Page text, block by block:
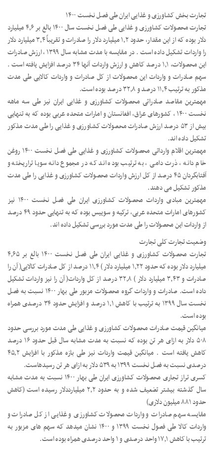
تجارت بخش کشاورزی و غذایی ایران طی فصل نخست ۱۴۰۰
تجارت محصولات کشاورزی و غذایی طی فصل نخست سال ۱۴۰۰ بالغ بر ۴٫۶ میلیارد
دلار بوده که از این مقدار، حدود ۱٫۲ میلیارد دلار را صادرات و تقریباً ۳٫۴ میلیارد دلار
را واردات تشکیل داده است . در مقایسه با مدت مشابه سال ۱۳۹۹ ، ارزش صادرات
این محصولات، ۱٫۱ درصد کاهش و ارزش واردات آنها ۳۴ درصد افزایش یافته است .
سهم صادرات و واردات این محصولات از کل صادرات و واردات کالایی طی مدت
مذکور به ترتیب ۱۱٫۴ درصد و ۳۲٫۸ درصد بوده است.
مهمترین مقاصد صادراتی محصولات کشاورزی و غذایی ایران نیز طی سه ماهه
نخست ۱۴۰۰ ، کشورهای عراق، افغانستان و امارات متحده عربی بوده که به تنهایی
بیش از ۵۳ درصد ارزش صادرات محصولات کشاورزی و غذایی را طی مدت مذکور
تشکیل داده اند.
مهمترین اقلام وارداتی محصولات کشاورزی و غذایی طی فصل نخست ۱۴۰۰ روغن
خام دانه ، ذرت دامی ، به ترتیب بوده اند که در مجموع دانه سویا تراریخته و
آفتابگردان ۴۵ درصد از کل ارزش واردات محصولات کشاورزی و غذایی را طی مدت
مذکور تشکیل می دهند.
مهمترین مبادی واردات محصولات کشاورزی ایران طی فصل نخست ۱۴۰۰ نیز
کشورهای امارات متحده عربی، ترکیه و سوییس بوده که به تنهایی حدود ۴۹ درصد
از واردات این محصولات را طی مدت مورد بررسی تشکیل داده اند.
وضعیت تجارت کلی تجارت
تجارت محصولات کشاورزی و غذایی ایران طی فصل نخست ۱۴۰۰ بالغ بر ۴٫۶۵
میلیارد دلار بوده که حدود ۱٫۲۲ میلیارد دلار ) ۱۱٫۴ درصد از کل صادرات کالایی( آن را
صادرات و ۳٫۴۳ میلیارد دلار ) ۳۲٫۸ درصد از کل واردات( آن را نیز واردات تشکیل
داده است. صادرات و واردات گروه محصولات مزبور طی بهار ۱۴۰۰ نسبت به فصل
نخست سال ۱۳۹۹ به ترتیب با کاهش ۱٫۱ درصد و افزایش حدود ۳۴ درصدی همراه
بوده است.
میانگین قیمت صادرات محصولات کشاورزی و غذایی طی مدت مورد بررسی حدود
۵۰۸ دلار به ازای هر تن بوده که نسبت به مدت مشابه سال قبل حدود ۱۶ درصد
کاهش یافته است . میانگین قیمت واردات نیز طی بازه مذکور با افزایش ۴۵٫۲
درصدی نسبت به فصل نخست ۱۳۹۹ به ۵۳۹ دلار به ازای هر تن رسیدهاست.
کسری تراز تجاری محصولات کشاورزی ایران طی بهار ۱۴۰۰ نسبت به مدت مشابه
سال گذشته بیشتر تضعیف شده و به حدود ۲٫۲ میلیارددلار رسیده است (کاهش
حدود ۸۸۱ میلیون دلاری)
مقایسه سهم صادرات و واردات محصولات کشاورزی و غذایی از کل صادرات و
واردات کالا طی فصول نخست ۱۳۹۹ و ۱۴۰۰ نشان میدهد که سهم های مزبور به
ترتیب با کاهش ۱۷٫۱ واحد درصدی و ۱ واحد درصدی همراه بوده است.